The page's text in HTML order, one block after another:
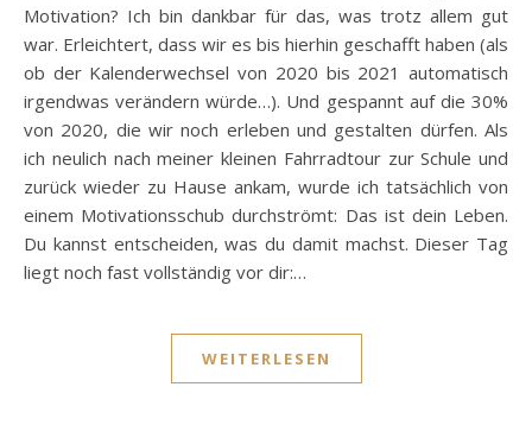
Motivation? Ich bin dankbar für das, was trotz allem gut
war. Erleichtert, dass wir es bis hierhin geschafft haben (als
ob der Kalenderwechsel von 2020 bis 2021 automatisch
irgendwas verändern würde…). Und gespannt auf die 30%
von 2020, die wir noch erleben und gestalten dürfen. Als
ich neulich nach meiner kleinen Fahrradtour zur Schule und
zurück wieder zu Hause ankam, wurde ich tatsächlich von
einem Motivationsschub durchströmt: Das ist dein Leben.
Du kannst entscheiden, was du damit machst. Dieser Tag
liegt noch fast vollständig vor dir:…
WEITERLESEN